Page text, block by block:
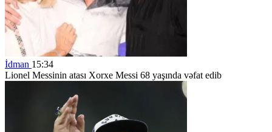
İdman 15:34
Lionel Messinin atası Xorxe Messi 68 yaşında vəfat edib